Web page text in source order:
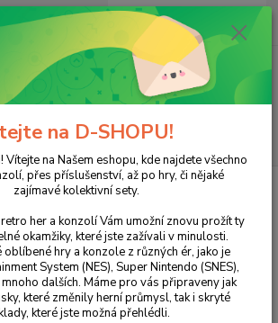
Menu
ks
0 Kč
360 Assassin’s Creed
Creed
na D-SHOPU!
na Našem eshopu, kde najdete všechno
přes příslušenství, až po hry, či nějaké
zajímavé kolektivní sety.
her a konzolí Vám umožní znovu prožít ty
okamžiky, které jste zažívali v minulosti.
hry a konzole z různých ér, jako je
System (NES), Super Nintendo (SNES),
dalších. Máme pro vás připraveny jak
které změnily herní průmysl, tak i skryté
které jste možná přehlédli.